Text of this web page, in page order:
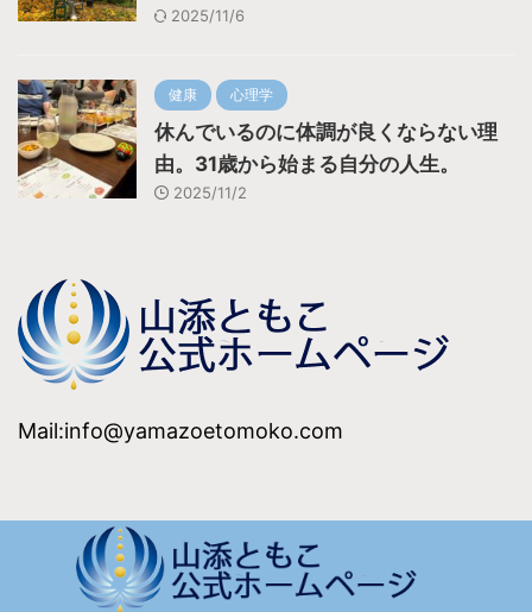
2025/11/6
健康 心理学
休んでいるのに体調が良くならない理
由。31歳から始まる自分の人生。
2025/11/2
Mail:info@yamazoetomoko.com